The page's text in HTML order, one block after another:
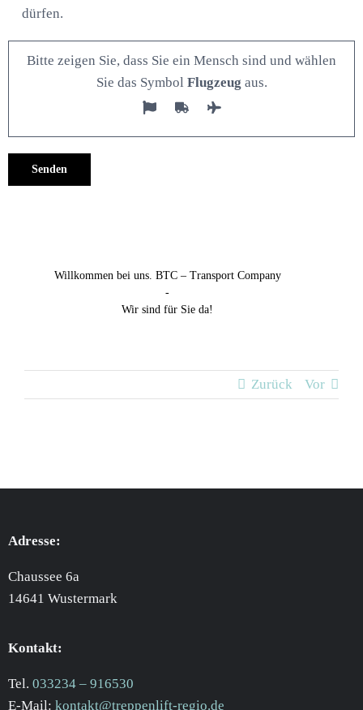
dürfen.
Bitte zeigen Sie, dass Sie ein Mensch sind und wählen
Sie das Symbol Flugzeug aus.
Willkommen bei uns. BTC – Transport Company
-
Wir sind für Sie da!
Zurück Vor
Adresse:
Chaussee 6a
14641 Wustermark
Kontakt:
Tel. 033234 – 916530
E-Mail: kontakt@treppenlift-regio.de